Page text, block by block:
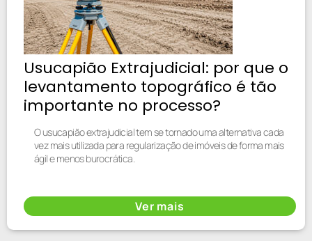
Usucapião Extrajudicial: por que o
levantamento topográfico é tão
importante no processo?
O usucapião extrajudicial tem se tornado uma alternativa cada
vez mais utilizada para regularização de imóveis de forma mais
ágil e menos burocrática.
Ver mais